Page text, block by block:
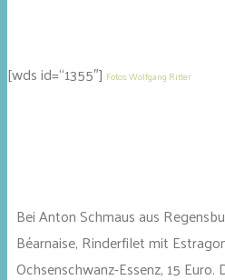
[wds id=“1355″] Fotos: Wolfgang Ritter
Bei Anton Schmaus aus
Béarnaise, Rinderfilet mit
Ochsenschwanz-Essenz, 15